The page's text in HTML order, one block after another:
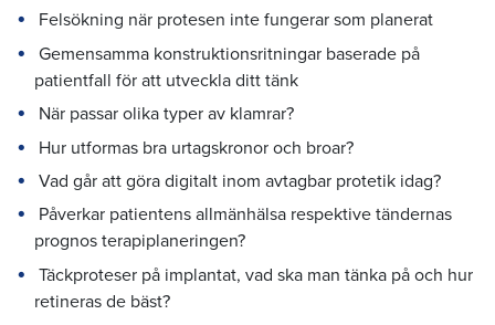
Felsökning när protesen inte fungerar som planerat
Gemensamma konstruktionsritningar baserade på
patientfall för att utveckla ditt tänk
När passar olika typer av klamrar?
Hur utformas bra urtagskronor och broar?
Vad går att göra digitalt inom avtagbar protetik idag?
Påverkar patientens allmänhälsa respektive tändernas
prognos terapiplaneringen?
Täckproteser på implantat, vad ska man tänka på och hur
retineras de bäst?